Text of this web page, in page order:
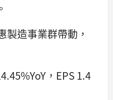
製造事業群帶動，
，EPS 1.4